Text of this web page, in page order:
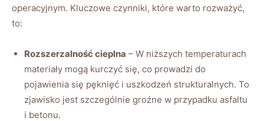
operacyjnym. Kluczowe czynniki, które warto rozważyć,⁤
to:
Rozszerzalność cieplna – W ‍niższych temperaturach
materiały mogą⁤ kurczyć się, co prowadzi do
pojawienia ​się⁢ pęknięć i uszkodzeń strukturalnych. To
‍zjawisko jest szczególnie ‌groźne⁤ w przypadku ⁤asfaltu
i ⁤betonu.